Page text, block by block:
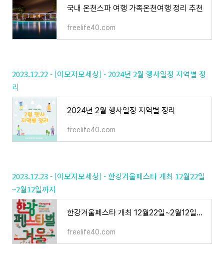
국내 온천스파 여행 가족온천여행 정리 추천
freelife40.com
2023.12.22 - [이모저모세상] - 2024년 2월 행사일정 지역별 정
리
2024년 2월 행사일정 지역별 정리
freelife40.com
2023.12.23 - [이모저모세상] - 한강겨울페스타 개최 12월22일
~2월12일까지
한강겨울페스타 개최 12월22일~2월12일까지
freelife40.com